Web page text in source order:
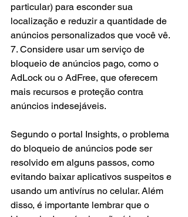
particular) para esconder sua
localização e reduzir a quantidade de
anúncios personalizados que você vê.
7. Considere usar um serviço de
bloqueio de anúncios pago, como o
AdLock ou o AdFree, que oferecem
mais recursos e proteção contra
anúncios indesejáveis.
Segundo o portal Insights, o problema
do bloqueio de anúncios pode ser
resolvido em alguns passos, como
evitando baixar aplicativos suspeitos e
usando um antivírus no celular. Além
disso, é importante lembrar que o